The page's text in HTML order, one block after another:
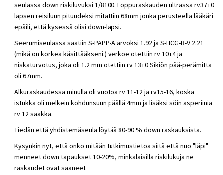
seulassa down riskiluvuksi 1/8100. Loppuraskauden ultrassa rv37+0
lapsen reisiluun pituudeksi mitattiin 68mm jonka perusteella lääkäri
epäili, että kysessä olisi down-lapsi.
Seerumiseulassa saatiin S-PAPP-A arvoksi 1.92 ja S-HCG-B-V 2.21
(mikä on korkea käsittääkseni.) verkoe otettiin rv 10+4 ja
niskaturvotus, joka oli 1.2 mm otettiin rv 13+0 Sikiön pää-perämitta
oli 67mm.
Alkuraskaudessa minulla oli vuotoa rv 11-12 ja rv15-16, koska
istukka oli melkein kohdunsuun päällä 4mm ja lisäksi söin asperiinia
rv 12 saakka.
Tiedän että yhdistemäseula löytää 80-90 % down raskauksista.
Kysynkin nyt, että onko mitään tutkimustietoa siitä että nuo "läpi"
menneet down tapaukset 10-20%, minkalaisilla riskilukuja ne
raskaudet ovat saaneet